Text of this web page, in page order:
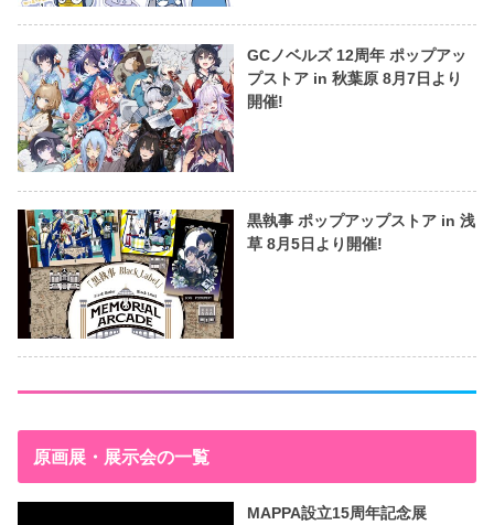
GCノベルズ 12周年 ポップアッ
プストア in 秋葉原 8月7日より
開催!
黒執事 ポップアップストア in 浅
草 8月5日より開催!
原画展・展示会の一覧
MAPPA設立15周年記念展